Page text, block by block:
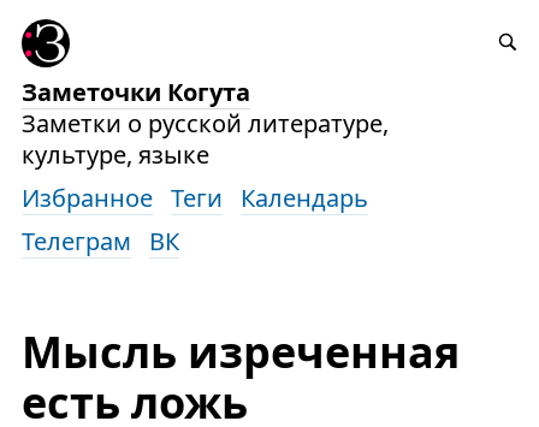
Заметочки Когута
Заметки о русской литературе,
культуре, языке
Избранное Теги
Календарь
Телеграм
ВК
Мысль изреченная
есть ложь